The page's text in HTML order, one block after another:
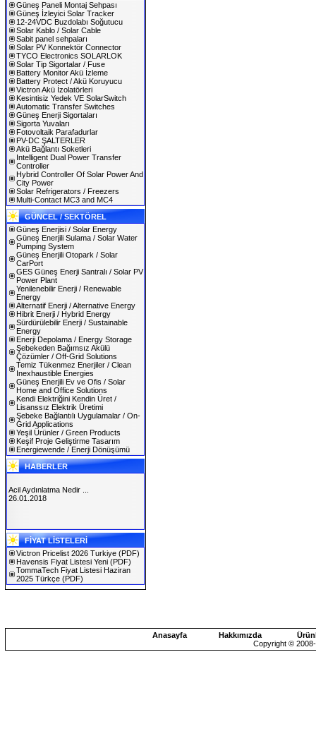
Güneş Paneli Montaj Sehpası
Güneş İzleyici Solar Tracker
12-24VDC Buzdolabı Soğutucu
Solar Kablo / Solar Cable
Sabit panel sehpaları
Solar PV Konnektör Connector
TYCO Electronics SOLARLOK
Solar Tip Sigortalar / Fuse
Battery Monitor Akü İzleme
Battery Protect / Akü Koruyucu
Victron Akü İzolatörleri
Kesintisiz Yedek VE SolarSwitch
Automatic Transfer Switches
Güneş Enerji Sigortaları
Sigorta Yuvaları
Fotovoltaik Parafadurlar
PV-DC ŞALTERLER
Akü Bağlantı Soketleri
Intelligent Dual Power Transfer
Controller
Hybrid Controller Of Solar Power And
City Power
Solar Refrigerators / Freezers
Multi-Contact MC3 and MC4
GÜNCEL / SEKTÖREL
Güneş Enerjisi / Solar Energy
Güneş Enerjili Sulama / Solar Water
Pumping System
Güneş Enerjili Otopark / Solar
CarPort
GES Güneş Enerji Santralı / Solar PV
Power Plant
Yenilenebilir Enerji / Renewable
Energy
Alternatif Enerji / Alternative Energy
Hibrit Enerji / Hybrid Energy
Sürdürülebilir Enerji / Sustainable
Energy
Enerji Depolama / Energy Storage
Şebekeden Bağımsız Akülü
Çözümler / Off-Grid Solutions
Temiz Tükenmez Enerjiler / Clean
Inexhaustible Energies
Güneş Enerjili Ev ve Ofis / Solar
Home and Office Solutions
Kendi Elektriğini Kendin Üret /
Lisanssız Elektrik Üretimi
Şebeke Bağlantılı Uygulamalar / On-
Grid Applications
Yeşil Ürünler / Green Products
Keşif Proje Geliştirme Tasarım
Energiewende / Enerji Dönüşümü
HABERLER
SOLAREX ISTANBUL 2019
30.01.2019
Acil Aydınlatma Nedir ...
26.01.2018
FİYAT LİSTELERİ
Victron Pricelist 2026 Turkiye (PDF)
Havensis Fiyat Listesi Yeni (PDF)
TommaTech Fiyat Listesi Haziran
2025 Türkçe (PDF)
Anasayfa Hakkımızda
Copyright ©